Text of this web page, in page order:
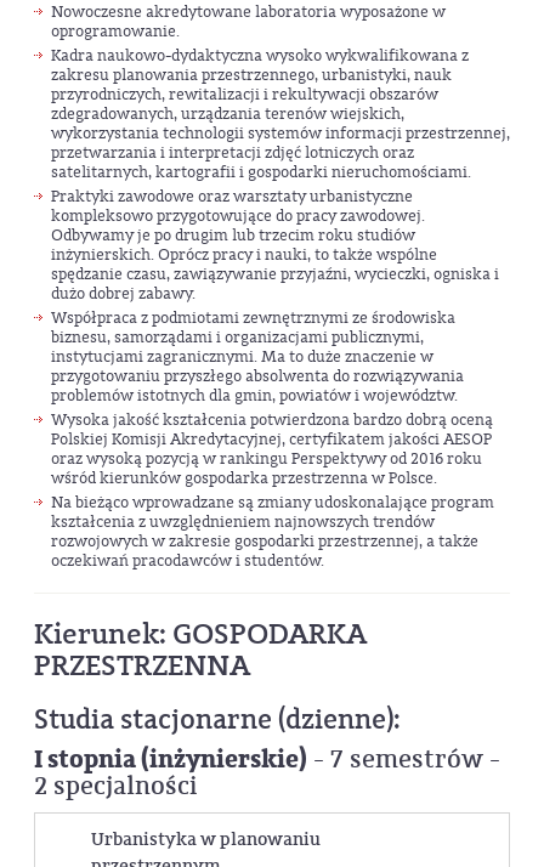
Nowoczesne akredytowane laboratoria wyposażone w
oprogramowanie.
Kadra naukowo-dydaktyczna wysoko wykwalifikowana z
zakresu planowania przestrzennego, urbanistyki, nauk
przyrodniczych, rewitalizacji i rekultywacji obszarów
zdegradowanych, urządzania terenów wiejskich,
wykorzystania technologii systemów informacji przestrzennej,
przetwarzania i interpretacji zdjęć lotniczych oraz
satelitarnych, kartografii i gospodarki nieruchomościami.
Praktyki zawodowe oraz warsztaty urbanistyczne
kompleksowo przygotowujące do pracy zawodowej.
Odbywamy je po drugim lub trzecim roku studiów
inżynierskich. Oprócz pracy i nauki, to także wspólne
spędzanie czasu, zawiązywanie przyjaźni, wycieczki, ogniska i
dużo dobrej zabawy.
Współpraca z podmiotami zewnętrznymi ze środowiska
biznesu, samorządami i organizacjami publicznymi,
instytucjami zagranicznymi. Ma to duże znaczenie w
przygotowaniu przyszłego absolwenta do rozwiązywania
problemów istotnych dla gmin, powiatów i województw.
Wysoka jakość kształcenia potwierdzona bardzo dobrą oceną
Polskiej Komisji Akredytacyjnej, certyfikatem jakości AESOP
oraz wysoką pozycją w rankingu Perspektywy od 2016 roku
wśród kierunków gospodarka przestrzenna w Polsce.
Na bieżąco wprowadzane są zmiany udoskonalające program
kształcenia z uwzględnieniem najnowszych trendów
rozwojowych w zakresie gospodarki przestrzennej, a także
oczekiwań pracodawców i studentów.
Kierunek: GOSPODARKA
PRZESTRZENNA
Studia stacjonarne (dzienne):
I stopnia (inżynierskie) - 7 semestrów -
2 specjalności
Urbanistyka w planowaniu